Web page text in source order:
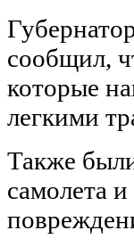
сообщил,
которые
легкими
Также
самолета